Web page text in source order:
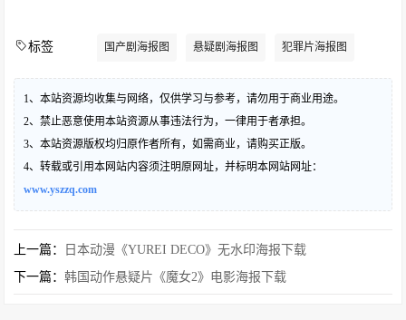
标签 国产剧海报图 悬疑剧海报图 犯罪片海报图
1、本站资源均收集与网络，仅供学习与参考，请勿用于商业用途。
2、禁止恶意使用本站资源从事违法行为，一律用于者承担。
3、本站资源版权均归原作者所有，如需商业，请购买正版。
4、转载或引用本网站内容须注明原网址，并标明本网站网址：
www.yszzq.com
上一篇：
日本动漫《YUREI DECO》无水印海报下载
下一篇：韩国动作悬疑片《魔女2》电影海报下载